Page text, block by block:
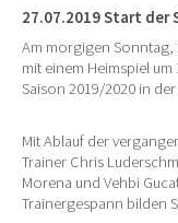
27.07.2019 Start der
Am morgigen Sonntag,
mit einem Heimspiel
Saison 2019/2020 in
Mit Ablauf der
Trainer Chris
Morena und Vehbi
Trainergespann bilden